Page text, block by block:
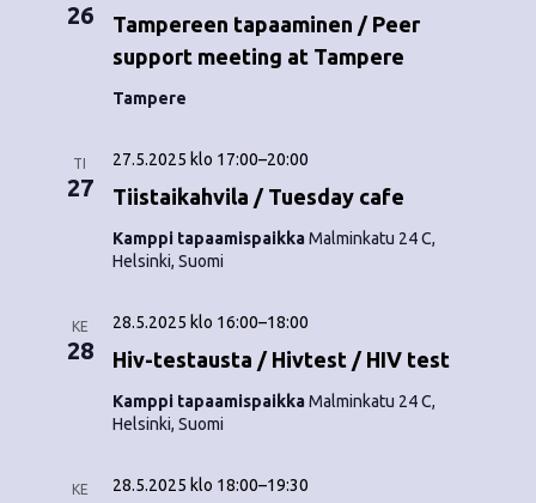
26
Tampereen tapaaminen / Peer
support meeting at Tampere
Tampere
TI
27 Tiistaikahvila / Tuesday cafe
27.5.2025 klo 17:00–20:00
Kamppi tapaamispaikkaMalminkatu 24 C,
Helsinki, Suomi
KE
28 Hiv-testausta / Hivtest / HIV test
28.5.2025 klo 16:00–18:00
Kamppi tapaamispaikkaMalminkatu 24 C,
Helsinki, Suomi
KE 28.5.2025 klo 18:00–19:30